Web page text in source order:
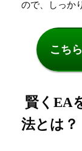
ので、しっか
こち
賢くEA
法とは？